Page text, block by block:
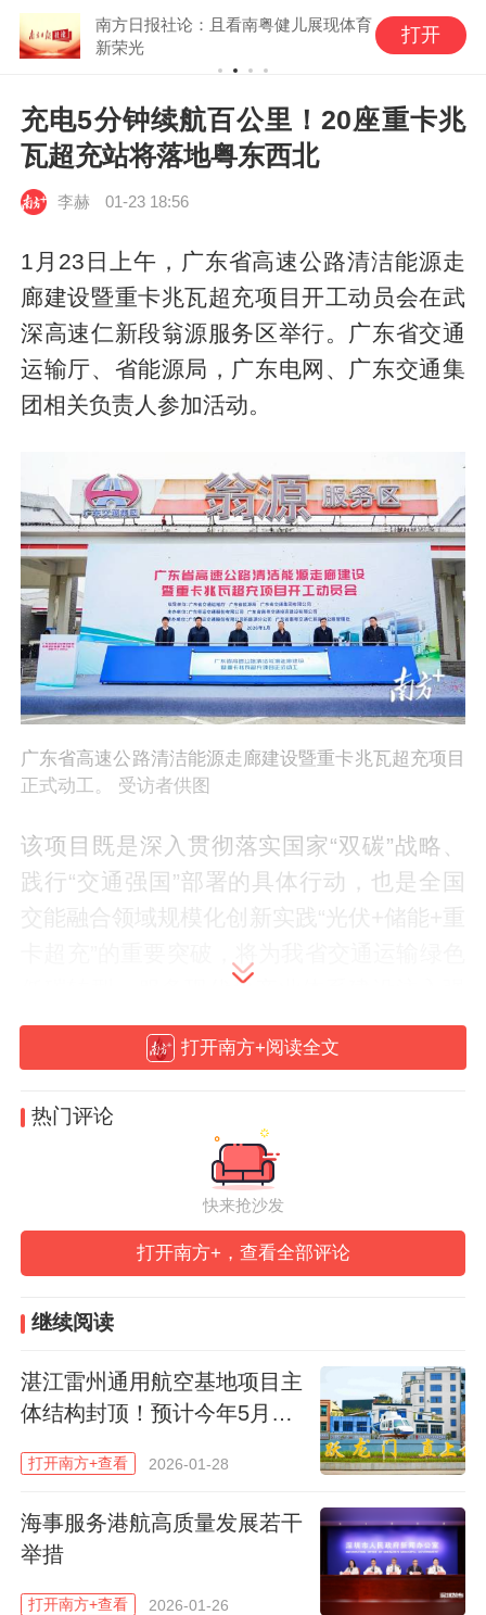
南方日报社论：且看南粤健儿展现体育
新荣光
打开
充电5分钟续航百公里！20座重卡兆
瓦超充站将落地粤东西北
李赫 01-23 18:56
1月23日上午，广东省高速公路清洁能源走
廊建设暨重卡兆瓦超充项目开工动员会在武
深高速仁新段翁源服务区举行。广东省交通
运输厅、省能源局，广东电网、广东交通集
团相关负责人参加活动。
广东省高速公路清洁能源走廊建设暨重卡兆瓦超充项目
正式动工。 受访者供图
该项目既是深入贯彻落实国家“双碳”战略、
践行“交通强国”部署的具体行动，也是全国
交能融合领域规模化创新实践“光伏+储能+重
低碳转型、服务现代化产业体系建设注入强
劲动力。
今年将完成20座重卡兆瓦超充站
截至2025年底，广东省高速公路里程已超过
12000公里，其中广东交通集团约为8200公
里，高速公路服务区超400个。目前全省高
个，实现服务区充电设施的全覆盖，单枪功
率360千瓦以上乘用车超级快充站达390个，
本次重卡兆瓦超充站的建设将为未来广东高
和“双碳”目标实现提供坚实支撑。
重型货车是公路货运的主力，为破解电动重
打开南方+阅读全文
热门评论
快来抢沙发
打开南方+，查看全部评论
继续阅读
湛江雷州通用航空基地项目主
体结构封顶！预计今年5月投
打开南方+查看 2026-01-28
海事服务港航高质量发展若干
举措
打开南方+查看 2026-01-26